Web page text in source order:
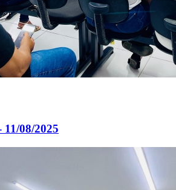
11/08/2025